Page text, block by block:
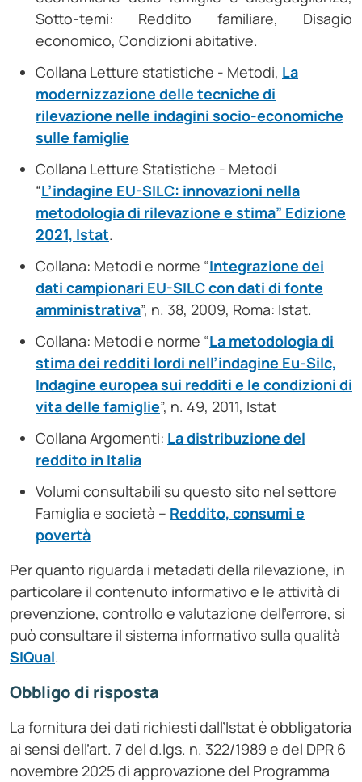
Sotto-temi: Reddito familiare, Disagio
economico, Condizioni abitative.
Collana Letture statistiche - Metodi, La
modernizzazione delle tecniche di
rilevazione nelle indagini socio-economiche
sulle famiglie
Collana Letture Statistiche - Metodi
“L’indagine EU-SILC: innovazioni nella
metodologia di rilevazione e stima” Edizione
2021, Istat.
Collana: Metodi e norme “Integrazione dei
dati campionari EU-SILC con dati di fonte
amministrativa”, n. 38, 2009, Roma: Istat.
Collana: Metodi e norme “La metodologia di
stima dei redditi lordi nell’indagine Eu-Silc,
Indagine europea sui redditi e le condizioni di
vita delle famiglie”, n. 49, 2011, Istat
Collana Argomenti: La distribuzione del
reddito in Italia
Volumi consultabili su questo sito nel settore
Famiglia e società – Reddito, consumi e
povertà
Per quanto riguarda i metadati della rilevazione, in
particolare il contenuto informativo e le attività di
prevenzione, controllo e valutazione dell’errore, si
può consultare il sistema informativo sulla qualità
SIQual.
Obbligo di risposta
La fornitura dei dati richiesti dall’Istat è obbligatoria
ai sensi dell’art. 7 del d.lgs. n. 322/1989 e del DPR 6
novembre 2025 di approvazione del Programma